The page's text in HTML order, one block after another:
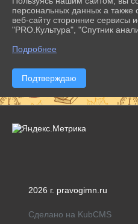
2026 г. pravogimn.ru
Сделано на KubCMS
персональных данных а также
веб-сайту сторонние сервисы
"PRO.Культура", "Спутник
Подробнее
Подтверждаю